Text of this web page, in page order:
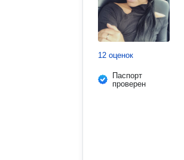
12 оценок
Паспорт
проверен